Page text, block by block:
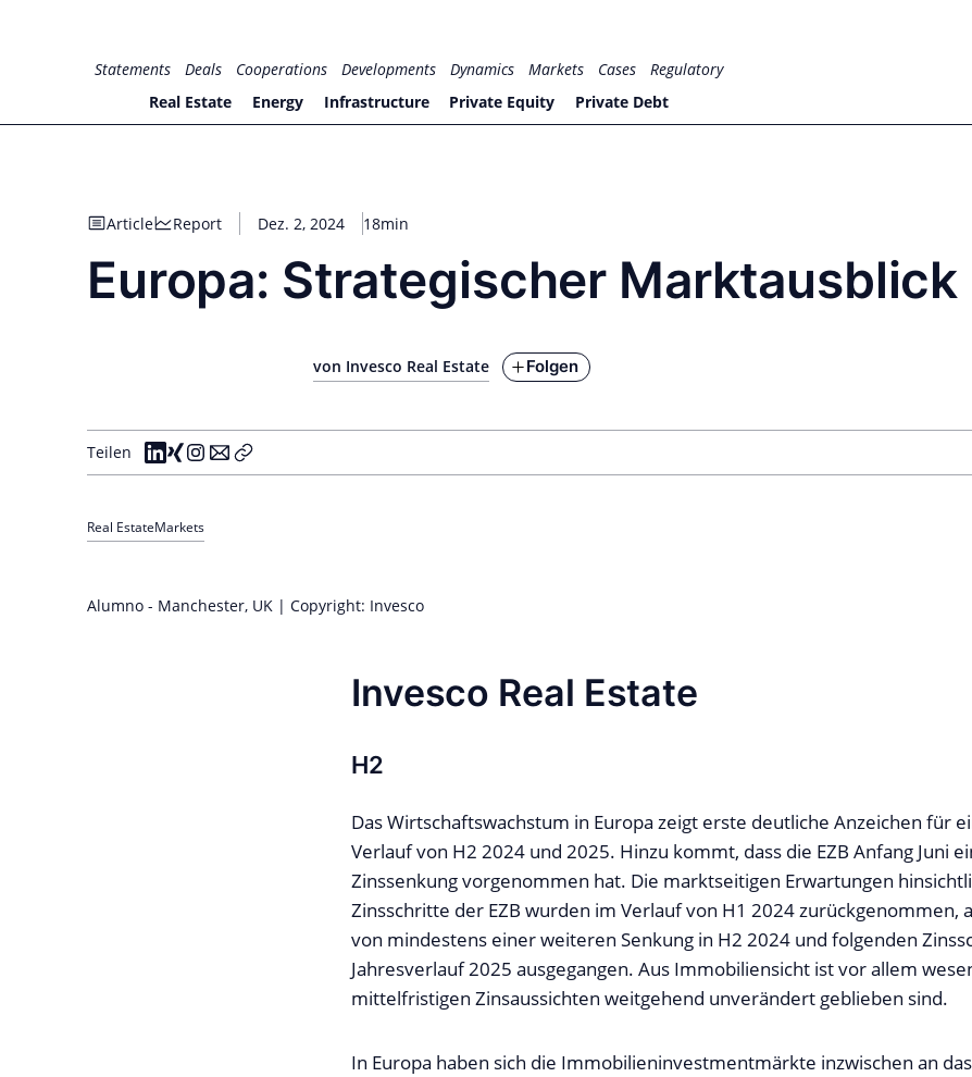
for PHYSIC ASSETS
Statements Deals Cooperations Developments Dynamics Markets Cases
Regulatory
Real Estate
Energy Infrastructure Private Equity Private Debt
Article Report Dez. 2, 2024 18min
Europa: Strategischer Marktausblick
von Invesco Real Estate Folgen
Teilen
Real EstateMarkets
Alumno - Manchester, UK | Copyright: Invesco
Invesco Real Estate
H2
Das Wirtschaftswachstum in Europa zeigt erste deutliche Anzeichen für
Verlauf von H2 2024 und 2025. Hinzu kommt, dass die EZB Anfang Juni
Zinssenkung vorgenommen hat. Die marktseitigen Erwartungen
Zinsschritte der EZB wurden im Verlauf von H1 2024 zurückgenommen,
von mindestens einer weiteren Senkung in H2 2024 und folgenden
Jahresverlauf 2025 ausgegangen. Aus Immobiliensicht ist vor allem
mittelfristigen Zinsaussichten weitgehend unverändert geblieben sind.
In Europa haben sich die Immobilieninvestmentmärkte inzwischen an